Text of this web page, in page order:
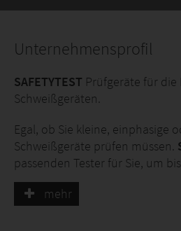
Ein Schlüsselmerkmal von
effiziente und
Prüfgeräte ermöglichen. Dazu
Möglichkeit, die Geräte über
Betriebssystemen wie iOS und
den Prüfprozess vereinfacht
Unternehmensprofil
SAFETYTEST Prüfgeräte für die
Schweißgeräten.
Egal, ob Sie kleine, einphasige
Schweißgeräte prüfen müssen.
passenden Tester für Sie, um
zu können.
Darüber hinaus bieten wir
mehr